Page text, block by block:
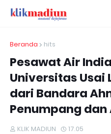
Beranda hits
Pesawat Air
Universitas Usai
dari Bandara
Penumpang dan
KLIK MADIUN 17.05